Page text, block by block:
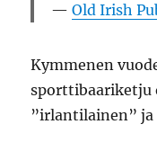
Old Irish
Kymmenen
sporttibaariketju
”irlantilainen” ja